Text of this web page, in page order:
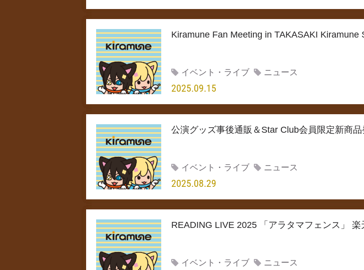
2025.09.15
Kiramune Fan Meeting in TAKASAKI Kiramune
イベント・ライブ ニュース
2025.08.29
公演グッズ事後通販＆Star Club会員限定新商
イベント・ライブ ニュース
READING LIVE 2025 「アラタマフェンス」
イベント・ライブ ニュース